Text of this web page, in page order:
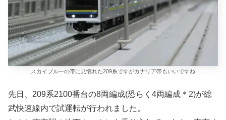
スカイブルーの帯に見慣れた209系ですがカナリア帯もいいですね
先日、209系2100番台の8両編成(恐らく4両編成＊2)が総
武快速線内で試運転が行われました。